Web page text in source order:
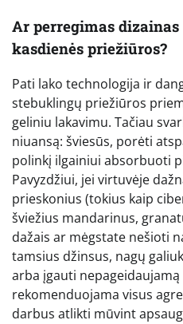
Ar perregimas
kasdienės priežiūros?
Pati lako technologija ir
stebuklingų priežiūros
geliniu lakavimu. Tačiau
niuansą: šviesūs, porėti
polinkį ilgainiui absorbuoti
Pavyzdžiui, jei virtuvėje
prieskonius (tokius kaip
šviežius mandarinus,
dažais ar mėgstate nešioti
tamsius džinsus, nagų
arba įgauti
rekomenduojama visus
darbus atlikti mūvint